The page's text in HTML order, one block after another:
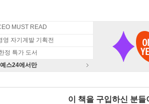
MUST READ
영 자기계발 기획전
정 특가 도서
스24에서만
이 책을 구입하신 분